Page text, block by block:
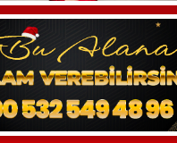
Bilgi Alın